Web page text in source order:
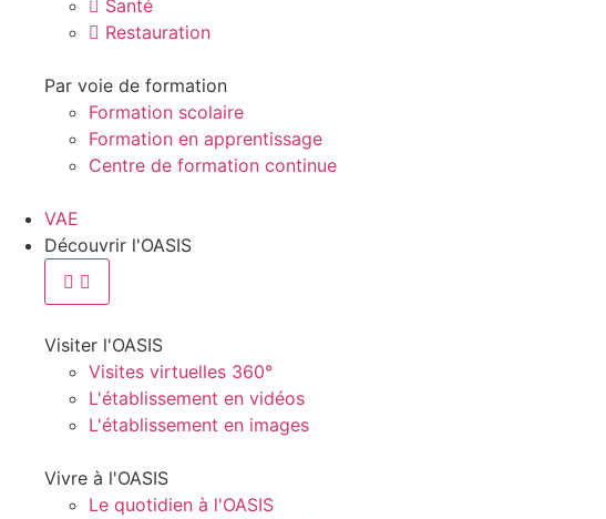
Santé
Restauration
Par voie de formation
Formation scolaire
Formation en apprentissage
Centre de formation continue
VAE
Découvrir l'OASIS
Visiter l'OASIS
Visites virtuelles 360°
L'établissement en vidéos
L'établissement en images
Vivre à l'OASIS
Le quotidien à l'OASIS